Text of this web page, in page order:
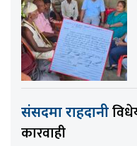
संसदमा राहदानी
कारवाही